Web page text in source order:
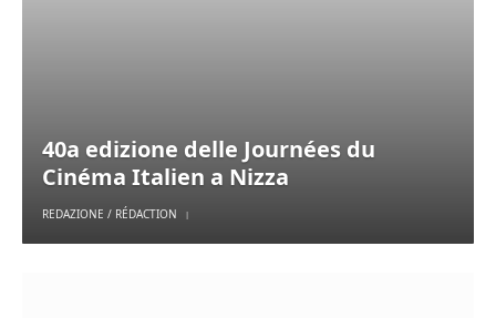
40a edizione delle Journées du
Cinéma Italien a Nizza
REDAZIONE / RÉDACTION